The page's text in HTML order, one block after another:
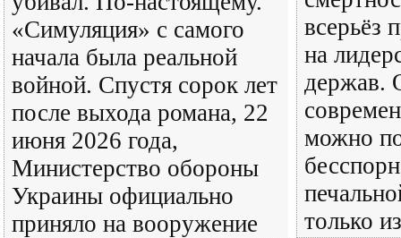
«Симуляция» с самого
начала была реальной
войной. Спустя сорок лет
после выхода романа, 22
июня 2026 года,
Министерство обороны
Украины официально
приняло на вооружение
всерьёз
на
держав.
можно
только